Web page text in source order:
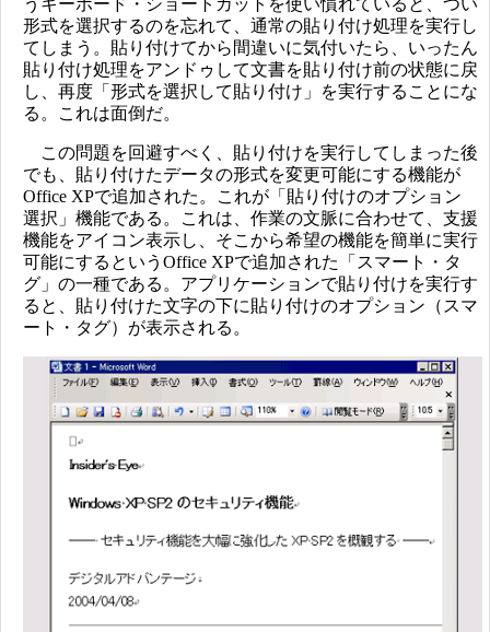
うキーボード・ショートカットを使い慣れていると、つい
形式を選択するのを忘れて、通常の貼り付け処理を実行し
てしまう。貼り付けてから間違いに気付いたら、いったん
貼り付け処理をアンドゥして文書を貼り付け前の状態に戻
し、再度「形式を選択して貼り付け」を実行することにな
る。これは面倒だ。
この問題を回避すべく、貼り付けを実行してしまった後
でも、貼り付けたデータの形式を変更可能にする機能が
Office XPで追加された。これが「貼り付けのオプション
選択」機能である。これは、作業の文脈に合わせて、支援
機能をアイコン表示し、そこから希望の機能を簡単に実行
可能にするというOffice XPで追加された「スマート・タ
グ」の一種である。アプリケーションで貼り付けを実行す
ると、貼り付けた文字の下に貼り付けのオプション（スマ
ート・タグ）が表示される。